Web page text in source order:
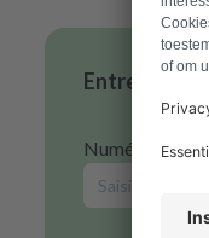
Entrez
Numéro de